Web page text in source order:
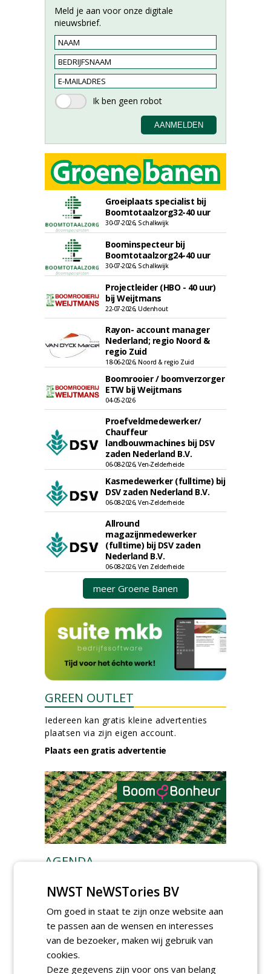
Meld je aan voor onze digitale
nieuwsbrief.
Groeiplaats specialist bij
Boomtotaalzorg32-40 uur
30-07-2026, Schalkwijk
Boominspecteur bij
Boomtotaalzorg24-40 uur
30-07-2026, Schalkwijk
Projectleider (HBO - 40 uur)
bij Weijtmans
22-07-2026, Udenhout
Rayon- account manager
Nederland; regio Noord &
regio Zuid
18-06-2026, Noord & regio Zuid
Boomrooier / boomverzorger
ETW bij Weijtmans
04-05-2026
Proefveldmedewerker/
Chauffeur
landbouwmachines bij DSV
zaden Nederland B.V.
06-08-2026, Ven-Zelderheide
Kasmedewerker (fulltime) bij
DSV zaden Nederland B.V.
06-08-2026, Ven-Zelderheide
Allround
magazijnmedewerker
(fulltime) bij DSV zaden
Nederland B.V.
06-08-2026, Ven Zelderheide
meer Groene Banen
GREEN OUTLET
Iedereen kan gratis kleine advertenties
plaatsen via zijn eigen account.
Plaats een gratis advertentie
AGENDA
9 september
Poel organiseert
Boomverzorgersdag voor
boomprofessionals
NWST NeWSTories BV
Om goed in staat te zijn onze website aan
te passen aan de wensen en interesses
van de bezoeker, maken wij gebruik van
cookies.
Deze gegevens zijn voor ons van belang